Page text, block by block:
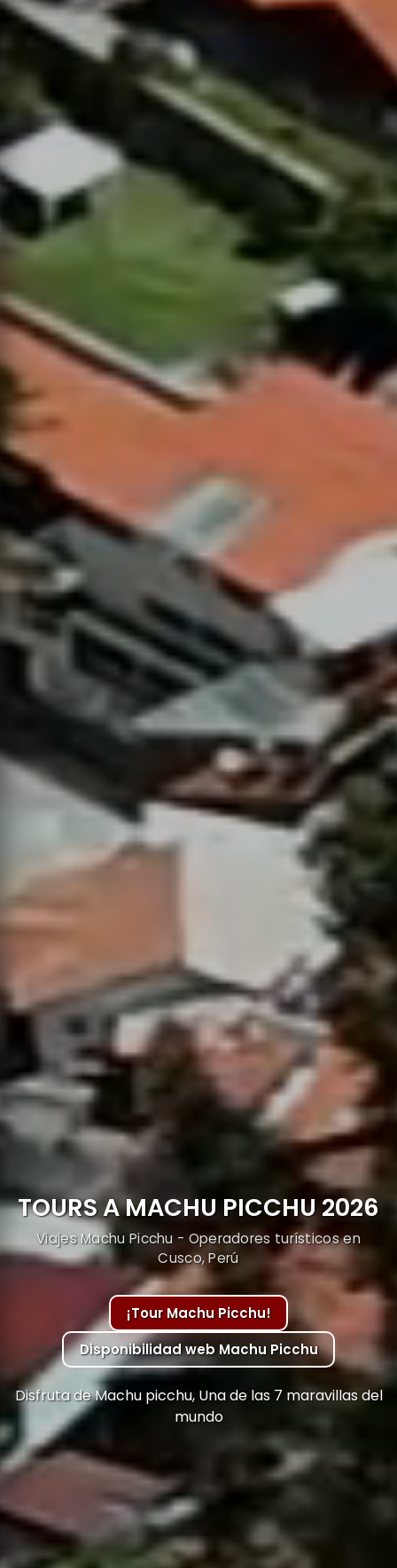
TOURS A MACHU PICCHU 2026
Viajes Machu Picchu - Operadores turísticos en
Cusco, Perú
¡Tour Machu Picchu!
Disponibilidad web Machu Picchu
Disfruta de Machu picchu, Una de las 7 maravillas del
mundo